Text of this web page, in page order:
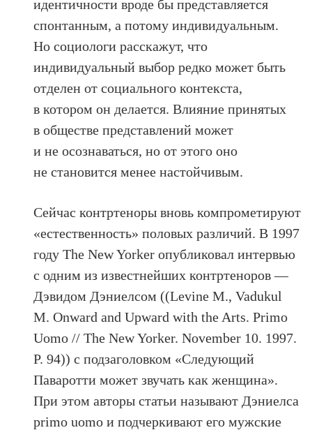
идентичности вроде бы представляется
спонтанным, а потому индивидуальным.
Но социологи расскажут, что
индивидуальный выбор редко может быть
отделен от социального контекста,
в котором он делается. Влияние принятых
в обществе представлений может
и не осознаваться, но от этого оно
не становится менее настойчивым.
Сейчас контртеноры вновь компрометируют
«естественность» половых различий. В 1997
году The New Yorker опубликовал интервью
с одним из известнейших контртеноров —
Дэвидом Дэниелсом ((Levine M., Vadukul
M. Onward and Upward with the Arts. Primo
Uomo // The New Yorker. November 10. 1997.
P. 94)) с подзаголовком «Следующий
Паваротти может звучать как женщина».
При этом авторы статьи называют Дэниелса
primo uomo и подчеркивают его мужские